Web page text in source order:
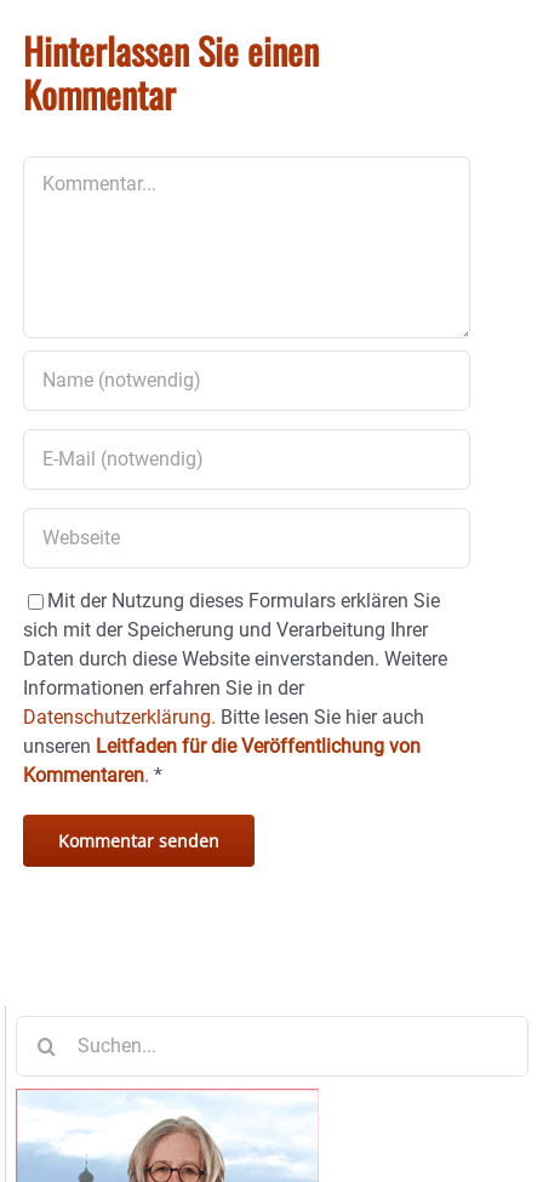
Hinterlassen Sie einen
Kommentar
Mit der Nutzung dieses Formulars erklären Sie
sich mit der Speicherung und Verarbeitung Ihrer
Daten durch diese Website einverstanden. Weitere
Informationen erfahren Sie in der
Datenschutzerklärung. Bitte lesen Sie hier auch
unseren Leitfaden für die Veröffentlichung von
Kommentaren. *
nach: